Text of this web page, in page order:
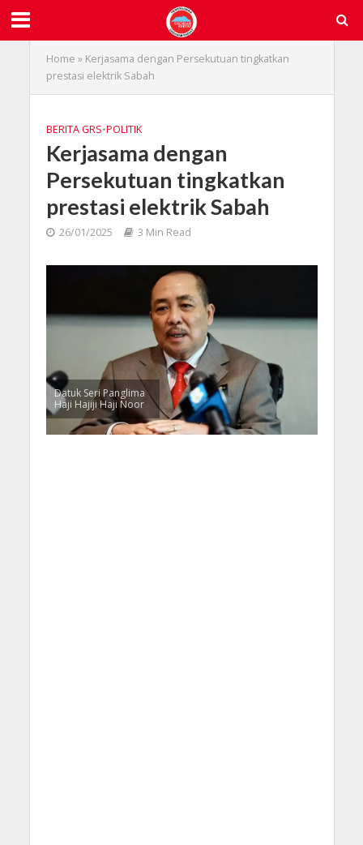
Home » Kerjasama dengan Persekutuan tingkatkan
prestasi elektrik Sabah
BERITA GRS•POLITIK
Kerjasama dengan
Persekutuan tingkatkan
prestasi elektrik Sabah
26/01/2025 3 Min Read
Datuk Seri Panglima
Haji Hajiji Haji Noor